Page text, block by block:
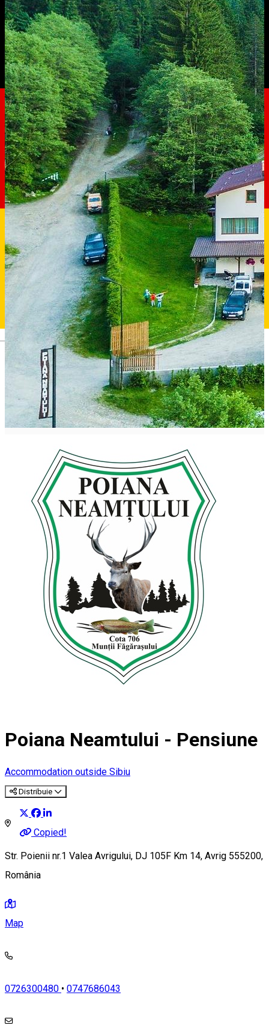
Deutsch
Poiana Neamtului - Pensiune
Accommodation outside Sibiu
Distribuie
Copied!
Str. Poienii nr.1 Valea Avrigului, DJ 105F Km 14, Avrig 555200,
România
Map
0726300480 • 0747686043